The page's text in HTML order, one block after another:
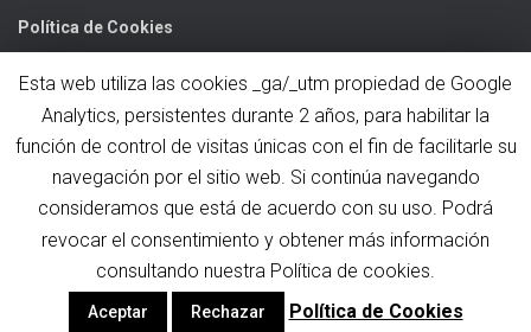
Política de Cookies
C/ Nelson Mandela, 3 Bajo
mrm@mrmcomercial.com
983 457 481
Esta web utiliza las cookies _ga/_utm propiedad de Google
Analytics, persistentes durante 2 años, para habilitar la
función de control de visitas únicas con el fin de facilitarle su
navegación por el sitio web. Si continúa navegando
consideramos que está de acuerdo con su uso. Podrá
revocar el consentimiento y obtener más información
consultando nuestra Política de cookies.
Aceptar Rechazar Política de Cookies